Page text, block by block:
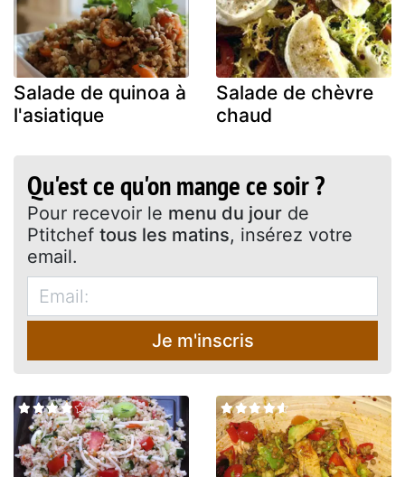
Salade de quinoa à
l'asiatique
Salade de chèvre
chaud
Qu'est ce qu'on mange ce soir ?
Pour recevoir le menu du jour de
Ptitchef tous les matins, insérez votre
email.
Je m'inscris